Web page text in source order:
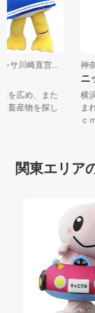
レサ川崎直営...
菜を広め、また
農畜産物を探し
関東エリア